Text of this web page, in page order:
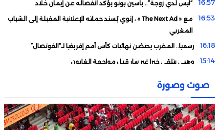
16:57 “ليس لدي زوجة”.. ياسين بونو يؤكد انفصاله عن إيمان خلاد
16:53
مع « The Next Ad » ، إنوي يُسند حملته الإعلانية المقبلة إلى الشباب
المغربي
16:18 رسميا.. المغرب يحتضن نهائيات كأس أمم إفريقيا لـ”الفوتصال”
15:14 وهبي يتلقى خبرا غير سار قبل مواجهة الغابون
هذا ما قررته المحكمة في أولى جلسات استئناف ملف “إسكوبار
الصحراء”
09:34 شتوتغارت يحدد “السعر الصادم” لرحيل بلال الخنوس
صوت وصورة